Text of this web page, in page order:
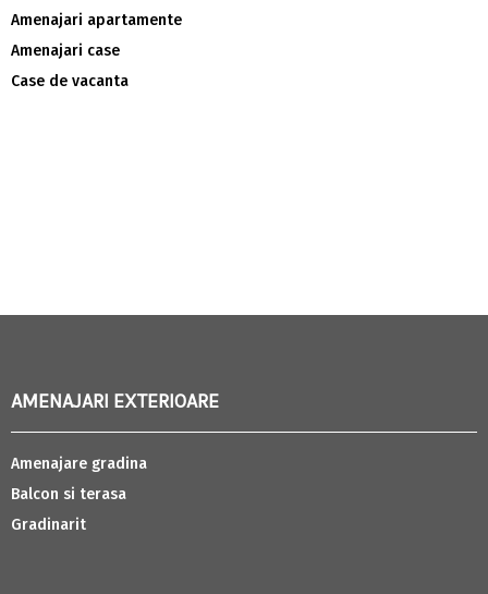
Amenajari apartamente
Amenajari case
Case de vacanta
AMENAJARI EXTERIOARE
Amenajare gradina
Balcon si terasa
Gradinarit